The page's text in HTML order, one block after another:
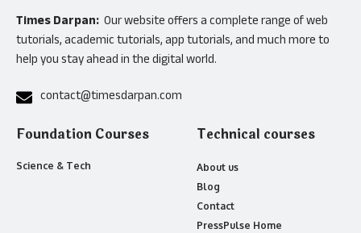
Times Darpan: Our website offers a complete range of web
tutorials, academic tutorials, app tutorials, and much more to
help you stay ahead in the digital world.
contact@timesdarpan.com
Foundation Courses
Science & Tech
Technical courses
About us
Blog
Contact
PressPulse Home